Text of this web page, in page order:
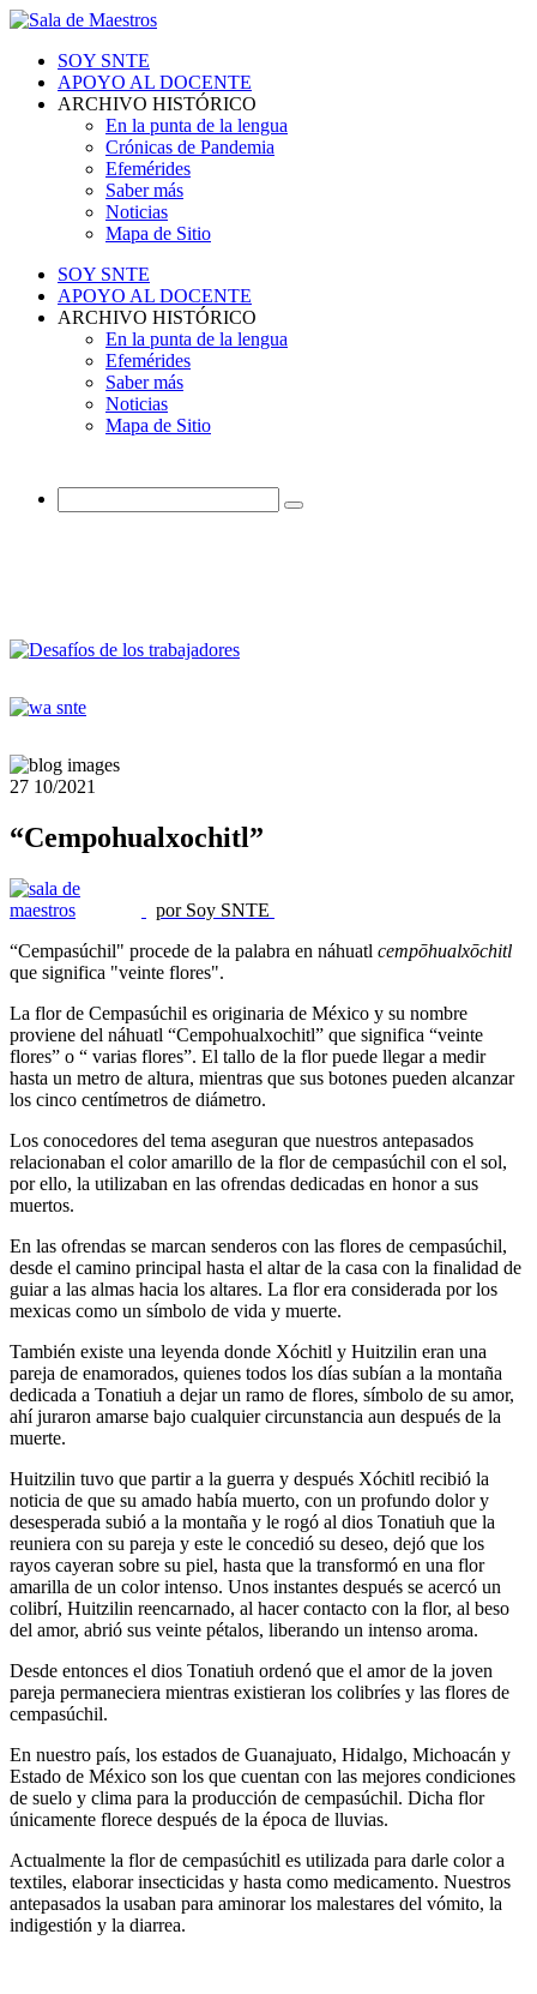
SOY SNTE
APOYO AL DOCENTE
ARCHIVO HISTÓRICO
En la punta de la lengua
Crónicas de Pandemia
Efemérides
Saber más
Noticias
Mapa de Sitio
SOY SNTE
APOYO AL DOCENTE
ARCHIVO HISTÓRICO
En la punta de la lengua
Efemérides
Saber más
Noticias
Mapa de Sitio
27 10/2021
“Cempohualxochitl”
por Soy SNTE
“Cempasúchil" procede de la palabra en náhuatl cempōhualxōchitl
que significa "veinte flores".
La flor de Cempasúchil es originaria de México y su nombre
proviene del náhuatl “Cempohualxochitl” que significa “veinte
flores” o “ varias flores”. El tallo de la flor puede llegar a medir
hasta un metro de altura, mientras que sus botones pueden alcanzar
los cinco centímetros de diámetro.
Los conocedores del tema aseguran que nuestros antepasados
relacionaban el color amarillo de la flor de cempasúchil con el sol,
por ello, la utilizaban en las ofrendas dedicadas en honor a sus
muertos.
En las ofrendas se marcan senderos con las flores de cempasúchil,
desde el camino principal hasta el altar de la casa con la finalidad de
guiar a las almas hacia los altares. La flor era considerada por los
mexicas como un símbolo de vida y muerte.
También existe una leyenda donde Xóchitl y Huitzilin eran una
pareja de enamorados, quienes todos los días subían a la montaña
dedicada a Tonatiuh a dejar un ramo de flores, símbolo de su amor,
ahí juraron amarse bajo cualquier circunstancia aun después de la
muerte.
Huitzilin tuvo que partir a la guerra y después Xóchitl recibió la
noticia de que su amado había muerto, con un profundo dolor y
desesperada subió a la montaña y le rogó al dios Tonatiuh que la
reuniera con su pareja y este le concedió su deseo, dejó que los
rayos cayeran sobre su piel, hasta que la transformó en una flor
amarilla de un color intenso. Unos instantes después se acercó un
colibrí, Huitzilin reencarnado, al hacer contacto con la flor, al beso
del amor, abrió sus veinte pétalos, liberando un intenso aroma.
Desde entonces el dios Tonatiuh ordenó que el amor de la joven
pareja permaneciera mientras existieran los colibríes y las flores de
cempasúchil.
En nuestro país, los estados de Guanajuato, Hidalgo, Michoacán y
Estado de México son los que cuentan con las mejores condiciones
de suelo y clima para la producción de cempasúchil. Dicha flor
únicamente florece después de la época de lluvias.
Actualmente la flor de cempasúchitl es utilizada para darle color a
textiles, elaborar insecticidas y hasta como medicamento. Nuestros
antepasados la usaban para aminorar los malestares del vómito, la
indigestión y la diarrea.